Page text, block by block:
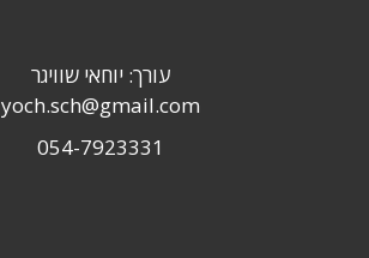
עורך: יוחאי שוויגר
yoch.sch@gmail.com
054-7923331